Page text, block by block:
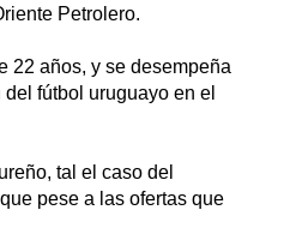
Petrolero.
22 años, y se desempeña
fútbol uruguayo en el
tal el caso del
pese a las ofertas que